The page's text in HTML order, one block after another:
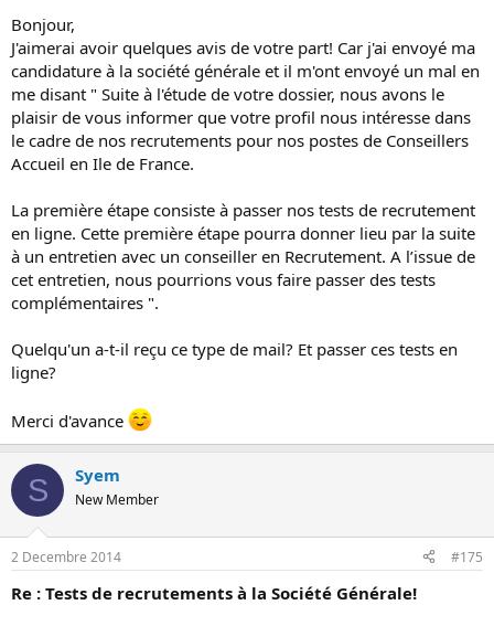
Bonjour,
J'aimerai avoir quelques avis de votre part! Car j'ai envoyé ma
candidature à la société générale et il m'ont envoyé un mal en
me disant " Suite à l'étude de votre dossier, nous avons le
plaisir de vous informer que votre profil nous intéresse dans
le cadre de nos recrutements pour nos postes de Conseillers
Accueil en Ile de France.
La première étape consiste à passer nos tests de recrutement
en ligne. Cette première étape pourra donner lieu par la suite
à un entretien avec un conseiller en Recrutement. A l’issue de
cet entretien, nous pourrions vous faire passer des tests
complémentaires ".
Quelqu'un a-t-il reçu ce type de mail? Et passer ces tests en
ligne?
Merci d'avance
S Syem
New Member
2 Decembre 2014 #175
Re : Tests de recrutements à la Société Générale!